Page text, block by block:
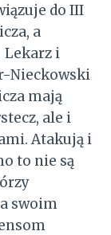
do III
a
Lekarz i
Nieckowski
mają
ale i
Atakują i
to nie są
swoim